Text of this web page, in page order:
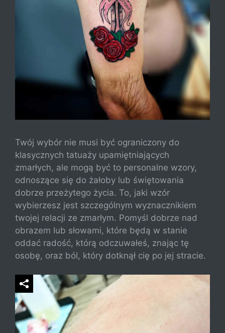
Twój wybór nie musi być ograniczony do
klasycznych tatuaży upamiętniających
zmarłych, ale mogą być to personalne wzory,
odnoszące się do żałoby lub świętowania
dobrze przeżytego życia. To, jaki wzór
wybierzesz jest szczególnym wyznacznikiem
twojej relacji ze zmarłym. Pomyśl dobrze nad
obrazem lub słowami, które będą w stanie
oddać radość, którą odczuwałeś, znając tę
osobę, oraz ból, który dotknął cię po jej stracie.